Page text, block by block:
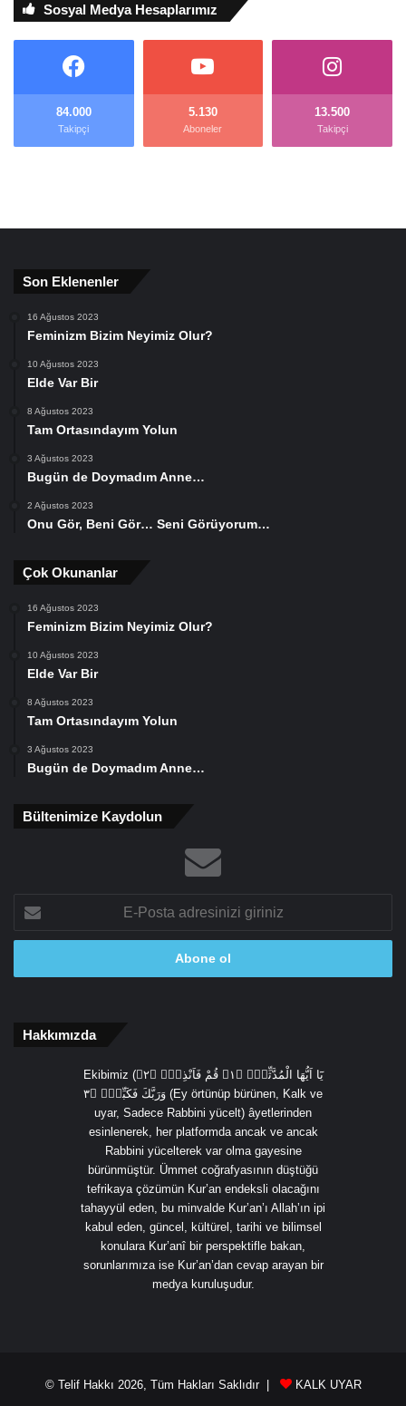
Sosyal Medya Hesaplarımız
84.000
Takipçi
5.130
Aboneler
13.500
Takipçi
Son Eklenenler
16 Ağustos 2023
Feminizm Bizim Neyimiz Olur?
10 Ağustos 2023
Elde Var Bir
8 Ağustos 2023
Tam Ortasındayım Yolun
3 Ağustos 2023
Bugün de Doymadım Anne…
2 Ağustos 2023
Onu Gör, Beni Gör… Seni Görüyorum…
Çok Okunanlar
16 Ağustos 2023
Feminizm Bizim Neyimiz Olur?
10 Ağustos 2023
Elde Var Bir
8 Ağustos 2023
Tam Ortasındayım Yolun
3 Ağustos 2023
Bugün de Doymadım Anne…
Bültenimize Kaydolun
Posta
adresinizi
Hakkımızda
Ekibimiz (يَٓا اَيُّهَا الْمُدَّثِّرُۙ ﴿١﴾ قُمْ فَاَنْذِرْۙ ﴿٢﴾
وَرَبَّكَ فَكَبِّرْۙ ﴿٣ (Ey örtünüp bürünen, Kalk ve
uyar, Sadece Rabbini yücelt) âyetlerinden
esinlenerek, her platformda ancak ve ancak
Rabbini yücelterek var olma gayesine
bürünmüştür. Ümmet coğrafyasının düştüğü
tefrikaya çözümün Kur’an endeksli olacağını
tahayyül eden, bu minvalde Kur’an’ı Allah’ın ipi
kabul eden, güncel, kültürel, tarihi ve bilimsel
konulara Kur’anî bir perspektifle bakan,
sorunlarımıza ise Kur’an’dan cevap arayan bir
medya kuruluşudur.
© Telif Hakkı 2026, Tüm Hakları Saklıdır | KALK UYAR